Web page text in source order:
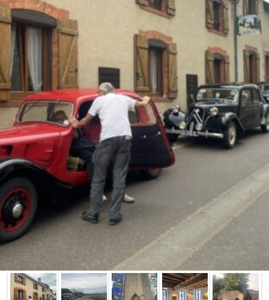
Notre local
La Boutique
Les pièces
L’assurance
Liens
La Revue
Les salons
La traction
La Traction des
membres
Bibliographie
Présentation 7
Présentation 11
Présentation 15 six
Evolution 7 et 11 -
1934/1941